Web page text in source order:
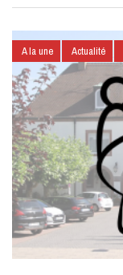
A la une Actualité